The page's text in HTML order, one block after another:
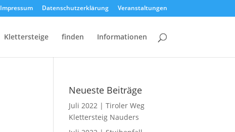
Impressum Datenschutzerklärung Veranstaltungen
Klettersteige finden Informationen
Neueste Beiträge
Juli 2022 | Tiroler Weg
Klettersteig Nauders